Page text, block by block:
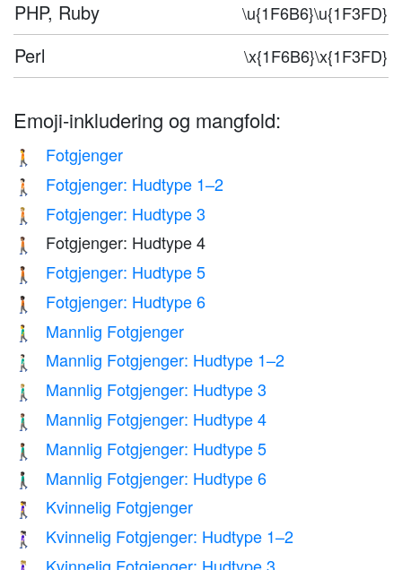
PHP, Ruby \u{1F6B6}\u{1F3FD}
Perl \x{1F6B6}\x{1F3FD}
Emoji-inkludering og mangfold:
🚶 Fotgjenger
🚶🏻 Fotgjenger: Hudtype 1–2
🚶🏼 Fotgjenger: Hudtype 3
🚶🏽 Fotgjenger: Hudtype 4
🚶🏾 Fotgjenger: Hudtype 5
🚶🏿 Fotgjenger: Hudtype 6
🚶‍♂️ Mannlig Fotgjenger
🚶🏻‍♂️ Mannlig Fotgjenger: Hudtype 1–2
🚶🏼‍♂️ Mannlig Fotgjenger: Hudtype 3
🚶🏽‍♂️ Mannlig Fotgjenger: Hudtype 4
🚶🏾‍♂️ Mannlig Fotgjenger: Hudtype 5
🚶🏿‍♂️ Mannlig Fotgjenger: Hudtype 6
🚶‍♀️ Kvinnelig Fotgjenger
🚶🏻‍♀️ Kvinnelig Fotgjenger: Hudtype 1–2